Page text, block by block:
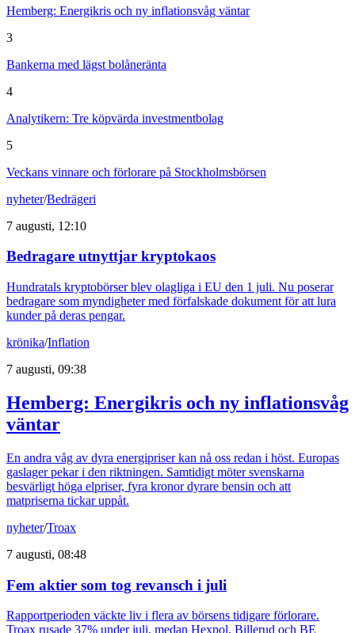
Hemberg: Energikris och ny inflationsvåg väntar
3
Bankerna med lägst bolåneränta
4
Analytikern: Tre köpvärda investmentbolag
5
Veckans vinnare och förlorare på Stockholmsbörsen
nyheter/Bedrägeri
7 augusti, 12:10
Bedragare utnyttjar kryptokaos
Hundratals kryptobörser blev olagliga i EU den 1 juli. Nu poserar
bedragare som myndigheter med förfalskade dokument för att lura
kunder på deras pengar.
krönika/Inflation
7 augusti, 09:38
Hemberg: Energikris och ny inflationsvåg
väntar
En andra våg av dyra energipriser kan nå oss redan i höst. Europas
gaslager pekar i den riktningen. Samtidigt möter svenskarna
besvärligt höga elpriser, fyra kronor dyrare bensin och att
matpriserna tickar uppåt.
nyheter/Troax
7 augusti, 08:48
Fem aktier som tog revansch i juli
Rapportperioden väckte liv i flera av börsens tidigare förlorare.
Troax rusade 37% under juli, medan Hexpol, Billerud och BE